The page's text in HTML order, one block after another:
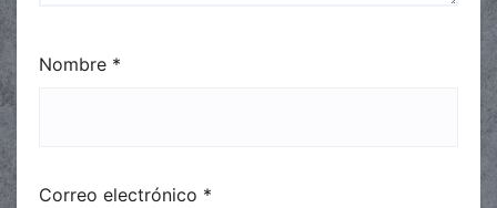
Nombre *
Correo electrónico *